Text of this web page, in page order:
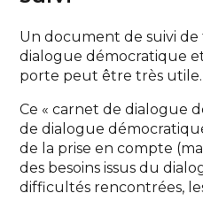
Un document de suivi
dialogue démocratique
porte peut être très utile.
Ce « carnet de dialogue
de dialogue
de la prise en compte
des besoins issus du
difficultés rencontrées,